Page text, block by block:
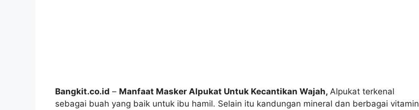
Bangkit.co.id – Manfaat Masker Alpukat Untuk Kecantikan Wajah, Alpukat terkenal
sebagai buah yang baik untuk ibu hamil. Selain itu kandungan mineral dan berbagai vitamin